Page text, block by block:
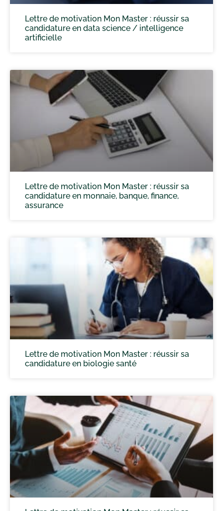
Lettre de motivation Mon Master : réussir sa
candidature en data science / intelligence
artificielle
Lettre de motivation Mon Master : réussir sa
candidature en monnaie, banque, finance,
assurance
Lettre de motivation Mon Master : réussir sa
candidature en biologie santé